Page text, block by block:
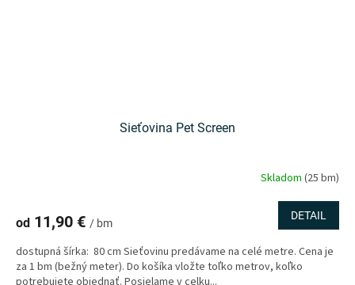
Sieťovina Pet Screen
Skladom (25 bm)
od 11,90 € / bm
DETAIL
dostupná šírka: 80 cm Sieťovinu predávame na celé metre. Cena je
za 1 bm (bežný meter). Do košíka vložte toľko metrov, koľko